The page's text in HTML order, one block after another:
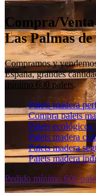
Compra/
Las Palmas
Compramos y
España, grandes
mínimo 600 palets.
Palets madera
Compra palets
Palets ecológicos
Palets madera
Palets madera
Palets madera
Pedido mínimo 600